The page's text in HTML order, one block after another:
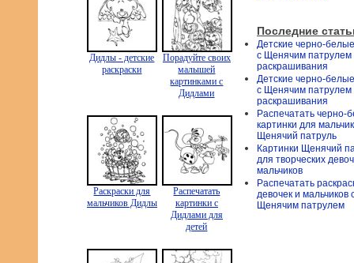
Дидлы - детские
раскраски
Порадуйте своих
малышей
картинками с
Дидлами
Раскраски для
мальчиков Дидлы
Распечатать
картинки с
Дидлами для
детей
Последние
Детские черно-
с Щенячим патрулем
раскрашивания
Детские черно-
с Щенячим патрулем
раскрашивания
Распечатать черно-
картинки для
Щенячий патруль
Картинки Щенячий
для творческих
мальчиков
Распечатать
девочек и мальчиков
Щенячим патрулем